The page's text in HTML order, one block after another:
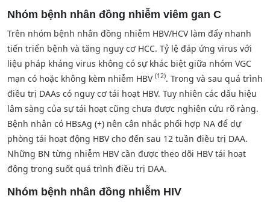
Nhóm bệnh nhân đồng nhiễm viêm gan C
Trên nhóm bệnh nhân đồng nhiễm HBV/HCV làm đẩy nhanh
tiến triển bệnh và tăng nguy cơ HCC. Tỷ lệ đáp ứng virus với
liệu pháp kháng virus không có sự khác biệt giữa nhóm VGC
mạn có hoặc không kèm nhiễm HBV (12). Trong và sau quá trình
điều trị DAAs có nguy cơ tái hoạt HBV. Tuy nhiên các dấu hiệu
lâm sàng của sự tái hoạt cũng chưa được nghiên cứu rõ ràng.
Bệnh nhân có HBsAg (+) nên cân nhắc phối hợp NA để dự
phòng tái hoạt động HBV cho đến sau 12 tuần điều trị DAA.
Những BN từng nhiễm HBV cần được theo dõi HBV tái hoạt
động trong suốt quá trình điều trị DAA.
Nhóm bệnh nhân đồng nhiễm HIV